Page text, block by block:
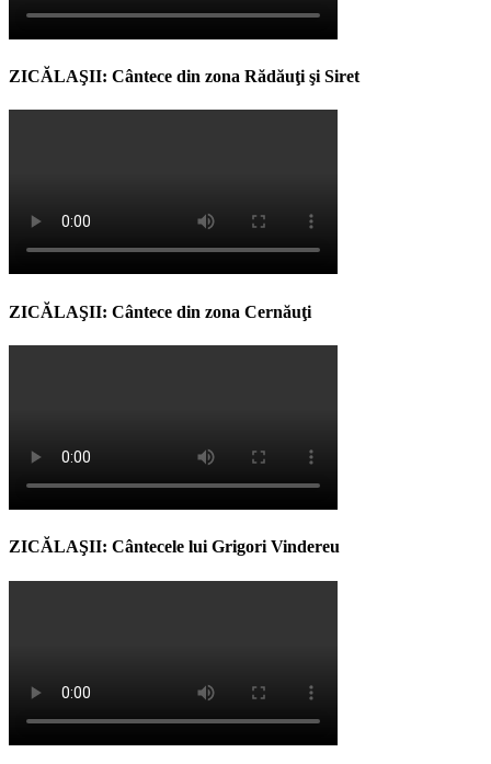
ZICĂLAŞII: Cântece din zona Rădăuţi şi Siret
ZICĂLAŞII: Cântece din zona Cernăuţi
ZICĂLAŞII: Cântecele lui Grigori Vindereu